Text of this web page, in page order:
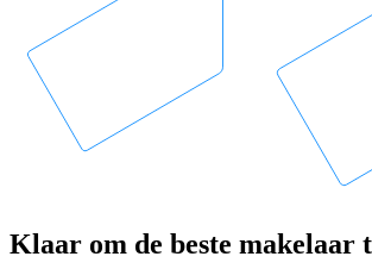
Klaar om de beste makelaar